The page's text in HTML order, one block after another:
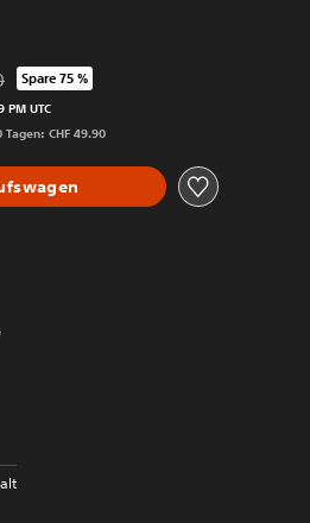
gegenüber dem Originalpreis von
Spare 75 %
PM UTC
CHF 49.90